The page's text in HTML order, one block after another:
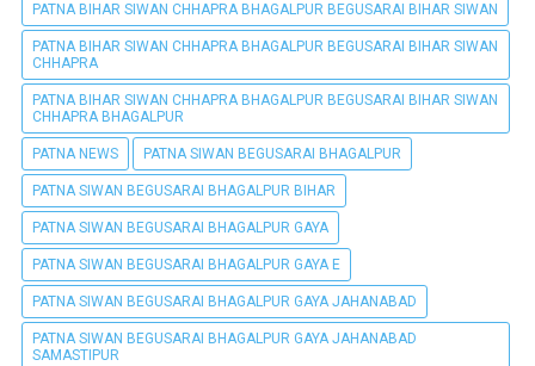
PATNA BIHAR SIWAN CHHAPRA BHAGALPUR BEGUSARAI BIHAR SIWAN
PATNA BIHAR SIWAN CHHAPRA BHAGALPUR BEGUSARAI BIHAR SIWAN
CHHAPRA
PATNA BIHAR SIWAN CHHAPRA BHAGALPUR BEGUSARAI BIHAR SIWAN
CHHAPRA BHAGALPUR
PATNA NEWS PATNA SIWAN BEGUSARAI BHAGALPUR
PATNA SIWAN BEGUSARAI BHAGALPUR BIHAR
PATNA SIWAN BEGUSARAI BHAGALPUR GAYA
PATNA SIWAN BEGUSARAI BHAGALPUR GAYA E
PATNA SIWAN BEGUSARAI BHAGALPUR GAYA JAHANABAD
PATNA SIWAN BEGUSARAI BHAGALPUR GAYA JAHANABAD
SAMASTIPUR